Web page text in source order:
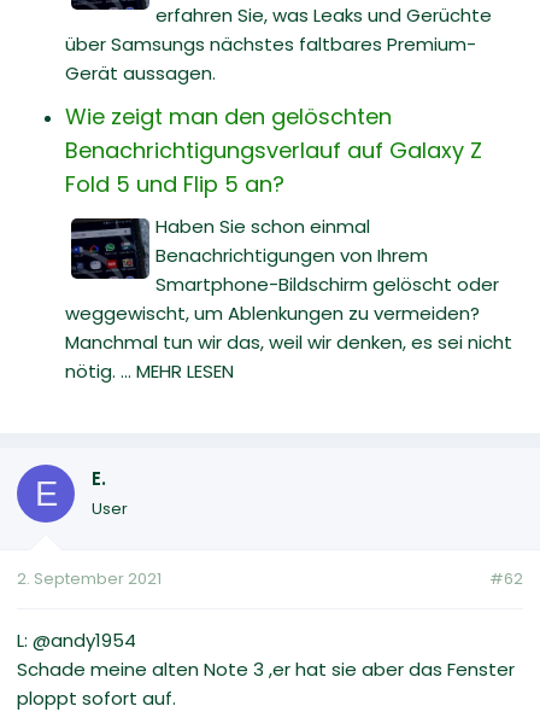
erfahren Sie, was Leaks und Gerüchte
über Samsungs nächstes faltbares Premium-
Gerät aussagen.
Wie zeigt man den gelöschten
Benachrichtigungsverlauf auf Galaxy Z
Fold 5 und Flip 5 an?
Haben Sie schon einmal
Benachrichtigungen von Ihrem
Smartphone-Bildschirm gelöscht oder
weggewischt, um Ablenkungen zu vermeiden?
Manchmal tun wir das, weil wir denken, es sei nicht
nötig. ... MEHR LESEN
E E.
User
2. September 2021 #62
L: @andy1954
Schade meine alten Note 3 ,er hat sie aber das Fenster
ploppt sofort auf.